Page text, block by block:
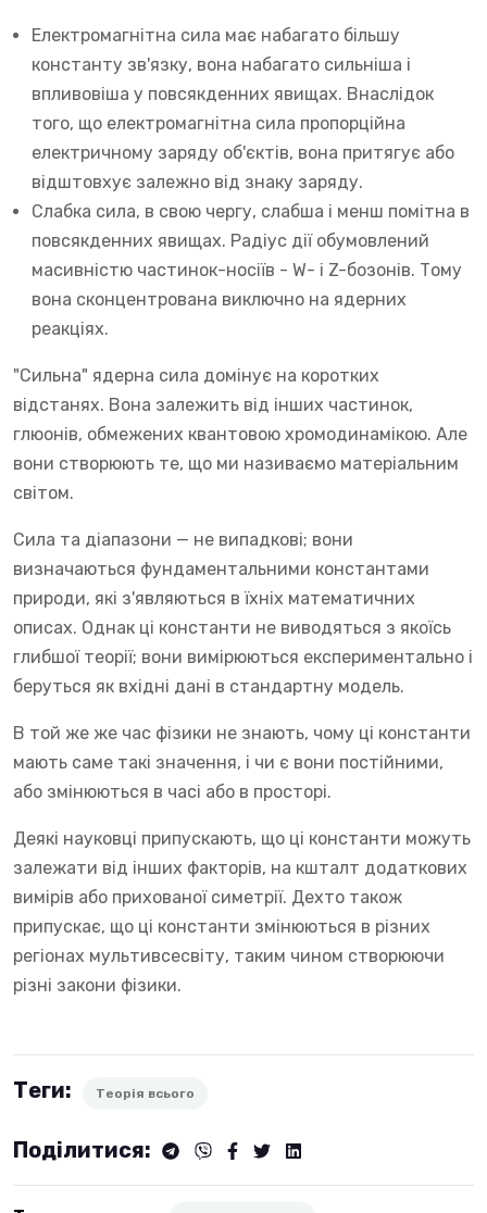
Електромагнітна сила має набагато більшу
константу зв'язку, вона набагато сильніша і
впливовіша у повсякденних явищах. Внаслідок
того, що електромагнітна сила пропорційна
електричному заряду об'єктів, вона притягує або
відштовхує залежно від знаку заряду.
Слабка сила, в свою чергу, слабша і менш помітна в
повсякденних явищах. Радіус дії обумовлений
масивністю частинок-носіїв - W- і Z-бозонів. Тому
вона сконцентрована виключно на ядерних
реакціях.
"Сильна" ядерна сила домінує на коротких
відстанях. Вона залежить від інших частинок,
глюонів, обмежених квантовою хромодинамікою. Але
вони створюють те, що ми називаємо матеріальним
світом.
Сила та діапазони — не випадкові; вони
визначаються фундаментальними константами
природи, які з'являються в їхніх математичних
описах. Однак ці константи не виводяться з якоїсь
глибшої теорії; вони вимірюються експериментально і
беруться як вхідні дані в стандартну модель.
В той же же час фізики не знають, чому ці константи
мають саме такі значення, і чи є вони постійними,
або змінюються в часі або в просторі.
Деякі науковці припускають, що ці константи можуть
залежати від інших факторів, на кшталт додаткових
вимірів або прихованої симетрії. Дехто також
припускає, що ці константи змінюються в різних
регіонах мультивсесвіту, таким чином створюючи
різні закони фізики.
Теги: Теорія всього
Поділитися: